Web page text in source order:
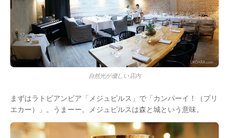
自然光が優しい店内
まずはラトビアンビア「メジュピルス」で「カンパーイ！（プリ
エカー）」。うまーー。メジュピルスは森と城という意味。